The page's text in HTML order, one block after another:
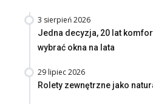
3 sierpień 2026
Jedna decyzja, 20 lat
wybrać okna na lata
29 lipiec 2026
Rolety zewnętrzne jako